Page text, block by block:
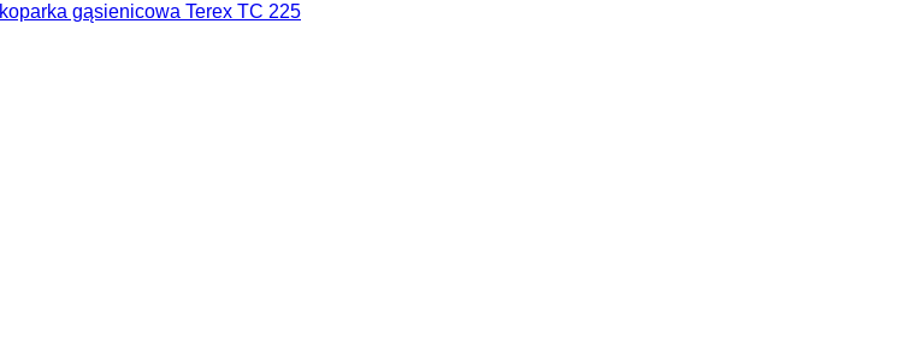
koparka gąsienicowa Terex TC 225